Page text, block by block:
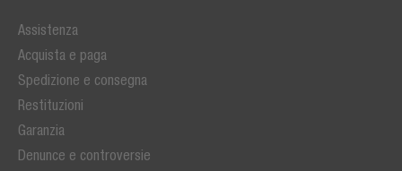
Assistenza
Acquista e paga
Spedizione e consegna
Restituzioni
Garanzia
Denunce e controversie